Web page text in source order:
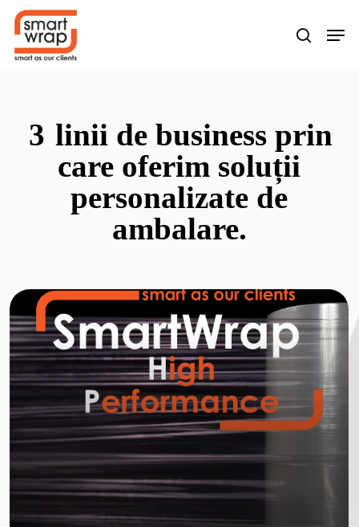
Skip
main
search
3 linii de business prin
care oferim soluții
personalizate de
ambalare.
Learn
more